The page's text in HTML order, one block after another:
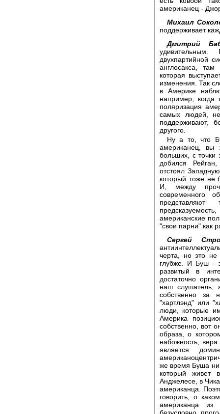
американец -
Михаил
поддерживает
Дмитрий
удивительным.
двухпартийной
англосакса, там
которая
изменения. Так
в Америке
например, когда
поляризация
самых людей,
поддерживают,
другого.
Ну а то, что
американец, вы
больших, с точки
добился
отстоял
который тоже не
И, между
современного
американские
"свои парни" как
Сергей
черта, но это
глубже. И Буш -
развитый в
достаточно
наш слушатель,
собственно за
"хартлэнд" или
люди, которые
Америка
собственно, вот
образа, о
набожность,
является
же время Буша ни
который живет
Анджелесе, в
американца.
говорить, о
американца из
безусловно,